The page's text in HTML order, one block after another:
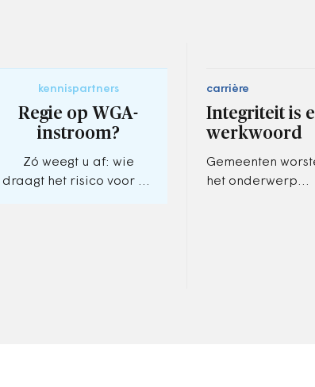
kennispartners
Regie op WGA-
instroom?
Zó weegt u af: wie
draagt het risico voor de
carrière
Integriteit is
werkwoord
Gemeenten
het onderwerp